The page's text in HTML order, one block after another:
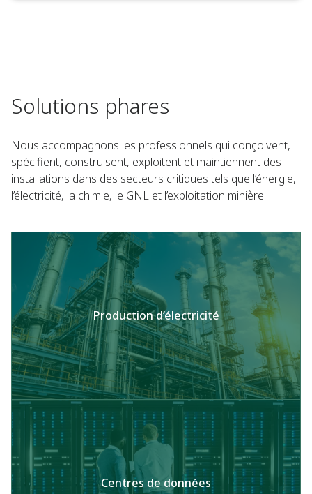
Solutions phares
Nous accompagnons les professionnels qui conçoivent,
spécifient, construisent, exploitent et maintiennent des
installations dans des secteurs critiques tels que l’énergie,
l’électricité, la chimie, le GNL et l’exploitation minière.
Production d’électricité
Centres de données